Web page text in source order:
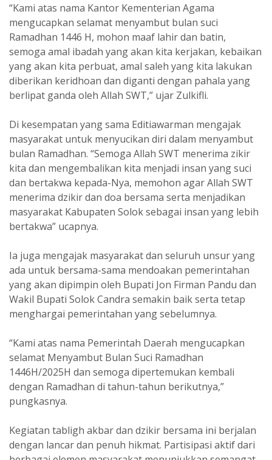
“Kami atas nama Kantor Kementerian Agama
mengucapkan selamat menyambut bulan suci
Ramadhan 1446 H, mohon maaf lahir dan batin,
semoga amal ibadah yang akan kita kerjakan, kebaikan
yang akan kita perbuat, amal saleh yang kita lakukan
diberikan keridhoan dan diganti dengan pahala yang
berlipat ganda oleh Allah SWT,” ujar Zulkifli.
Di kesempatan yang sama Editiawarman mengajak
masyarakat untuk menyucikan diri dalam menyambut
bulan Ramadhan. “Semoga Allah SWT menerima zikir
kita dan mengembalikan kita menjadi insan yang suci
dan bertakwa kepada-Nya, memohon agar Allah SWT
menerima dzikir dan doa bersama serta menjadikan
masyarakat Kabupaten Solok sebagai insan yang lebih
bertakwa” ucapnya.
Ia juga mengajak masyarakat dan seluruh unsur yang
ada untuk bersama-sama mendoakan pemerintahan
yang akan dipimpin oleh Bupati Jon Firman Pandu dan
Wakil Bupati Solok Candra semakin baik serta tetap
menghargai pemerintahan yang sebelumnya.
“Kami atas nama Pemerintah Daerah mengucapkan
selamat Menyambut Bulan Suci Ramadhan
1446H/2025H dan semoga dipertemukan kembali
dengan Ramadhan di tahun-tahun berikutnya,”
pungkasnya.
Kegiatan tabligh akbar dan dzikir bersama ini berjalan
dengan lancar dan penuh hikmat. Partisipasi aktif dari